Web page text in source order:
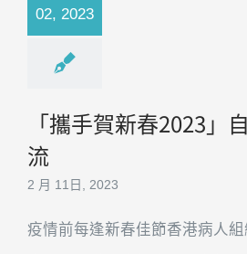
02, 2023
「攜手賀新春2023」
流
2 月 11日, 2023
疫情前每逢新春佳節香港病人